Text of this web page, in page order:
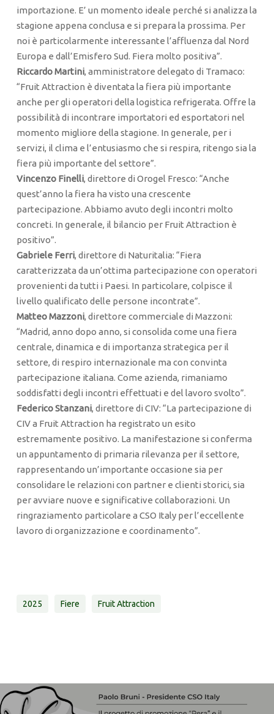
importazione. E’ un momento ideale perché si analizza la
stagione appena conclusa e si prepara la prossima. Per
noi è particolarmente interessante l’affluenza dal Nord
Europa e dall’Emisfero Sud. Fiera molto positiva”.
Riccardo Martini, amministratore delegato di Tramaco:
“Fruit Attraction è diventata la fiera più importante
anche per gli operatori della logistica refrigerata. Offre la
possibilità di incontrare importatori ed esportatori nel
momento migliore della stagione. In generale, per i
servizi, il clima e l’entusiasmo che si respira, ritengo sia la
fiera più importante del settore”.
Vincenzo Finelli, direttore di Orogel Fresco: “Anche
quest’anno la fiera ha visto una crescente
partecipazione. Abbiamo avuto degli incontri molto
concreti. In generale, il bilancio per Fruit Attraction è
positivo”.
Gabriele Ferri, direttore di Naturitalia: “Fiera
caratterizzata da un’ottima partecipazione con operatori
provenienti da tutti i Paesi. In particolare, colpisce il
livello qualificato delle persone incontrate”.
Matteo Mazzoni, direttore commerciale di Mazzoni:
“Madrid, anno dopo anno, si consolida come una fiera
centrale, dinamica e di importanza strategica per il
settore, di respiro internazionale ma con convinta
partecipazione italiana. Come azienda, rimaniamo
soddisfatti degli incontri effettuati e del lavoro svolto”.
Federico Stanzani, direttore di CIV: “La partecipazione di
CIV a Fruit Attraction ha registrato un esito
estremamente positivo. La manifestazione si conferma
un appuntamento di primaria rilevanza per il settore,
rappresentando un’importante occasione sia per
consolidare le relazioni con partner e clienti storici, sia
per avviare nuove e significative collaborazioni. Un
ringraziamento particolare a CSO Italy per l’eccellente
lavoro di organizzazione e coordinamento”.
2025 Fiere Fruit Attraction